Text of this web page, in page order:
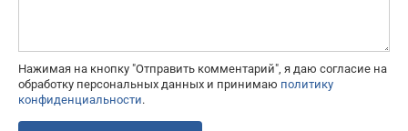
Нажимая на кнопку "Отправить комментарий", я даю согласие на
обработку персональных данных и принимаю политику
конфиденциальности.